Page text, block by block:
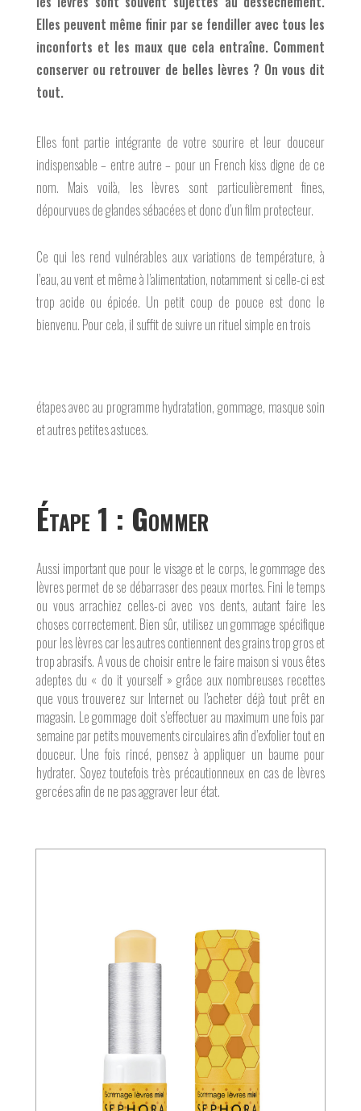
Elles peuvent même finir par se fendiller avec tous les
inconforts et les maux que cela entraîne. Comment
conserver ou retrouver de belles lèvres ? On vous dit
tout.
Elles font partie intégrante de votre sourire et leur douceur
indispensable – entre autre – pour un French kiss digne de ce
nom. Mais voilà, les lèvres sont particulièrement fines,
dépourvues de glandes sébacées et donc d’un film protecteur.
Ce qui les rend vulnérables aux variations de température, à
l’eau, au vent et même à l’alimentation, notamment si celle-ci est
trop acide ou épicée. Un petit coup de pouce est donc le
bienvenu. Pour cela, il suffit de suivre un rituel simple en trois
étapes avec au programme hydratation, gommage, masque soin
et autres petites astuces.
Étape 1 : Gommer
Aussi important que pour le visage et le corps, le gommage des
lèvres permet de se débarraser des peaux mortes. Fini le temps
ou vous arrachiez celles-ci avec vos dents, autant faire les
choses correctement. Bien sûr, utilisez un gommage spécifique
pour les lèvres car les autres contiennent des grains trop gros et
trop abrasifs. A vous de choisir entre le faire maison si vous êtes
adeptes du « do it yourself » grâce aux nombreuses recettes
que vous trouverez sur Internet ou l’acheter déjà tout prêt en
magasin. Le gommage doit s’effectuer au maximum une fois par
semaine par petits mouvements circulaires afin d’exfolier tout en
douceur. Une fois rincé, pensez à appliquer un baume pour
hydrater. Soyez toutefois très précautionneux en cas de lèvres
gercées afin de ne pas aggraver leur état.